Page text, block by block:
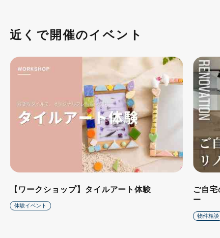
近くで開催のイベント
【ワークショップ】タイルアート体験
体験イベント
ご自
ー
物件相談